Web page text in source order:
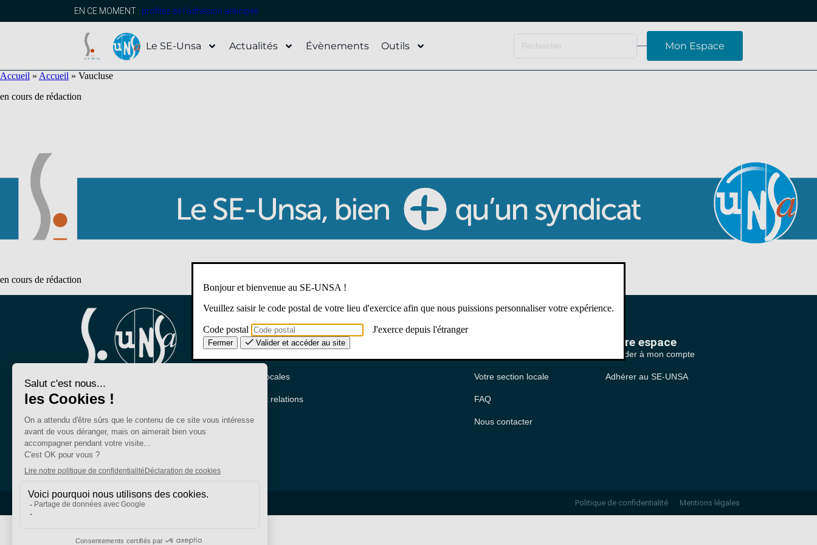
EN CE MOMENT : profitez de l’adhésion anticipée
Le SE-Unsa Actualités Évènements Outils Mon Espace
Accueil » Accueil » Vaucluse
en cours de rédaction
en cours de rédaction
Bien plus qu'un
syndicat
Nous connaître
Nos sections locales
Partenariats et relations
Pour vous
Votre section locale
FAQ
Nous contacter
Votre espace
Accéder à mon compte
Adhérer au SE-UNSA
SE-Unsa est un syndicat de l’UNSA
Site réalisé avec ❤️ par AKWO Politique de confidentialité Mentions légales
Bonjour et bienvenue au SE-UNSA !
Veuillez saisir le code postal de votre lieu d'exercice afin que nous puissions personnaliser votre expérience.
Code postal J'exerce depuis l'étranger
Fermer Valider et accéder au site